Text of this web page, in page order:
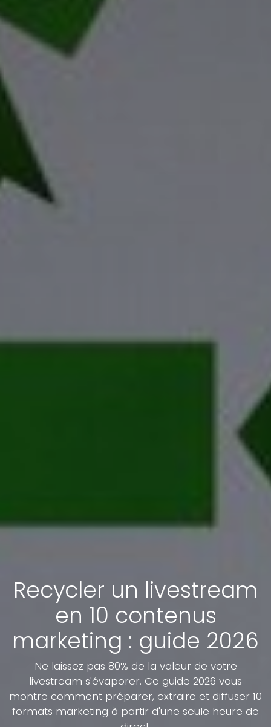
Recycler un livestream
en 10 contenus
marketing : guide 2026
Ne laissez pas 80% de la valeur de votre
livestream s'évaporer. Ce guide 2026 vous
montre comment préparer, extraire et diffuser 10
formats marketing à partir d'une seule heure de